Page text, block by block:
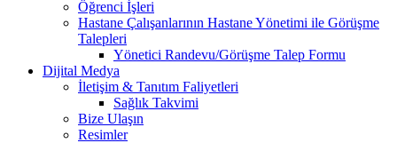
Öğrenci İşleri
Hastane Çalışanlarının Hastane Yönetimi ile Görüşme
Talepleri
Yönetici Randevu/Görüşme Talep Formu
Dijital Medya
İletişim & Tanıtım Faliyetleri
Sağlık Takvimi
Bize Ulaşın
Resimler